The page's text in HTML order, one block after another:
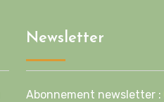
Newsletter
Abonnement newsletter :